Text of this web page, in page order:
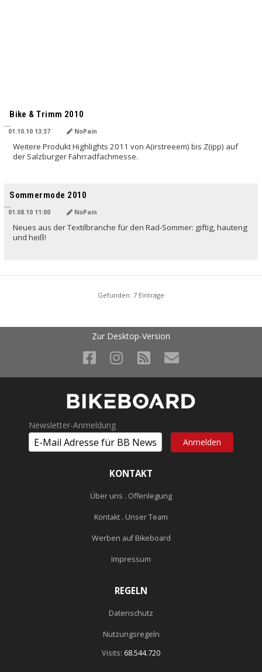
Bike & Trimm 2010
01.10.10 13:37 NoPain
Weitere Produkt Highlights 2011 von A(irstreeem) bis Z(ipp) auf
der Salzburger Fahrradfachmesse.
Sommermode 2010
01.08.10 11:00 NoPain
Neues aus der Textilbranche für den Rad-Sommer: giftig, hauteng
und heiß!
Gefunden: 7 Einträge
Zur Desktop-Version
Newsletter-Anmeldung
KONTAKT
Über uns . Offenlegung
Kontakt . Unser Team
Werben auf Bikeboard
Impressum
REGELN
Datenschutz
Nutzungsregeln
Visits: 68.544.720